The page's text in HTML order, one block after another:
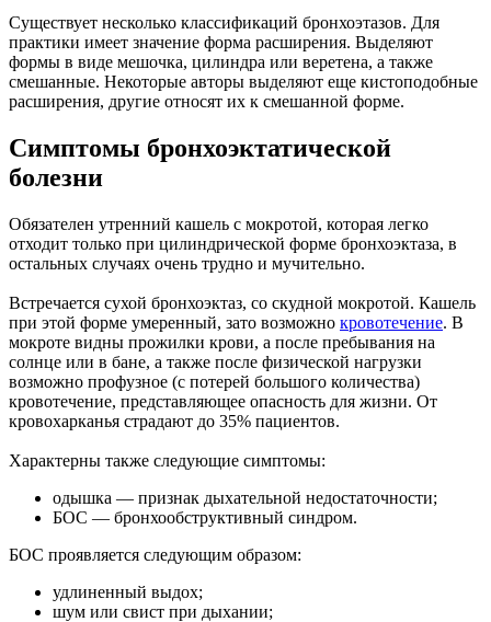
Существует несколько классификаций бронхоэтазов. Для
практики имеет значение форма расширения. Выделяют
формы в виде мешочка, цилиндра или веретена, а также
смешанные. Некоторые авторы выделяют еще кистоподобные
расширения, другие относят их к смешанной форме.
Симптомы бронхоэктатической
болезни
Обязателен утренний кашель с мокротой, которая легко
отходит только при цилиндрической форме бронхоэктаза, в
остальных случаях очень трудно и мучительно.
Встречается сухой бронхоэктаз, со скудной мокротой. Кашель
при этой форме умеренный, зато возможно кровотечение. В
мокроте видны прожилки крови, а после пребывания на
солнце или в бане, а также после физической нагрузки
возможно профузное (с потерей большого количества)
кровотечение, представляющее опасность для жизни. От
кровохарканья страдают до 35% пациентов.
Характерны также следующие симптомы:
одышка — признак дыхательной недостаточности;
БОС — бронхообструктивный синдром.
БОС проявляется следующим образом:
удлиненный выдох;
шум или свист при дыхании;